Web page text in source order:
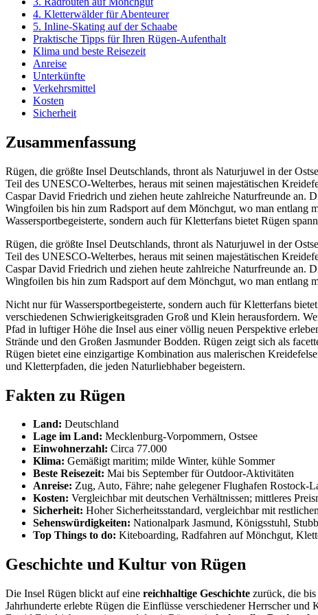
4. Kletterwälder für Abenteurer
5. Inline-Skating auf der Schaabe
Praktische Tipps für Ihren Rügen-Aufenthalt
Klima und beste Reisezeit
Anreise
Unterkünfte
Verkehrsmittel
Kosten
Sicherheit
Zusammenfassung
Rügen, die größte Insel Deutschlands, thront als Naturjuwel in der
Teil des UNESCO-Welterbes, heraus mit seinen majestätischen
Caspar David Friedrich und ziehen heute zahlreiche Naturfreunde an.
Wingfoilen bis hin zum Radsport auf dem Mönchgut, wo man entlang
Wassersportbegeisterte, sondern auch für Kletterfans bietet Rügen
Rügen, die größte Insel Deutschlands, thront als Naturjuwel in der
Teil des UNESCO-Welterbes, heraus mit seinen majestätischen
Caspar David Friedrich und ziehen heute zahlreiche Naturfreunde an.
Wingfoilen bis hin zum Radsport auf dem Mönchgut, wo man entlang
Nicht nur für Wassersportbegeisterte, sondern auch für Kletterfans
verschiedenen Schwierigkeitsgraden Groß und Klein herausfordern.
Pfad in luftiger Höhe die Insel aus einer völlig neuen Perspektive
Strände und den Großen Jasmunder Bodden. Rügen zeigt sich als
Rügen bietet eine einzigartige Kombination aus malerischen
und Kletterpfaden, die jeden Naturliebhaber begeistern.
Fakten zu Rügen
Land: Deutschland
Lage im Land: Mecklenburg-Vorpommern, Ostsee
Einwohnerzahl: Circa 77.000
Klima: Gemäßigt maritim; milde Winter, kühle Sommer
Beste Reisezeit: Mai bis September für Outdoor-Aktivitäten
Anreise: Zug, Auto, Fähre; nahe gelegener Flughafen Rostock-
Kosten: Vergleichbar mit deutschen Verhältnissen; mittleres
Sicherheit: Hoher Sicherheitsstandard, vergleichbar mit
Sehenswürdigkeiten: Nationalpark Jasmund, Königsstuhl,
Top Things to do: Kiteboarding, Radfahren auf Mönchgut,
Geschichte und Kultur von Rügen
Die Insel Rügen blickt auf eine reichhaltige Geschichte zurück, die
Jahrhunderte erlebte Rügen die Einflüsse verschiedener Herrscher